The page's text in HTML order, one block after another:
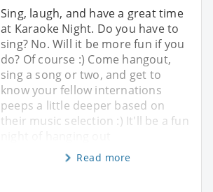
Sing, laugh, and have a great time
at Karaoke Night. Do you have to
sing? No. Will it be more fun if you
do? Of course :) Come hangout,
sing a song or two, and get to
know your fellow internations
peeps a little deeper based on
their music selection :) It'll be a fun
Read more